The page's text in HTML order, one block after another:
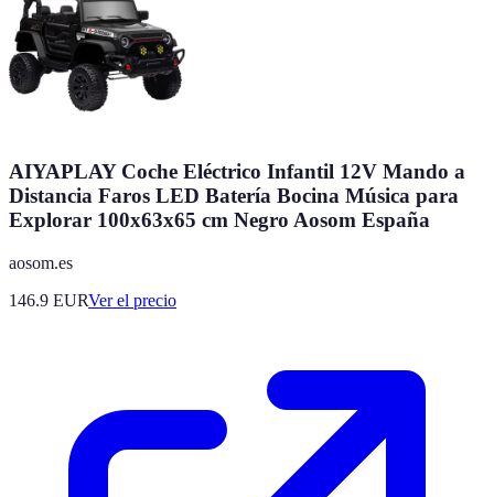
AIYAPLAY Coche Eléctrico Infantil 12V Mando a
Distancia Faros LED Batería Bocina Música para
Explorar 100x63x65 cm Negro Aosom España
aosom.es
146.9 EURVer el precio